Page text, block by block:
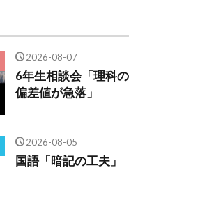
2026-08-07
6年生相談会「理科の
偏差値が急落」
2026-08-05
国語「暗記の工夫」